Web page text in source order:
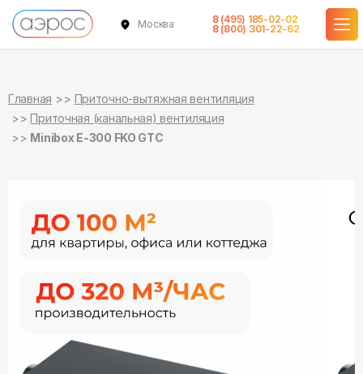
Москва
8 (495) 185-02-02
8 (800) 301-22-62
Главная
Приточно-вытяжная вентиляция
Приточная (канальная) вентиляция
Minibox E-300 FKO GTC
в наличии
в наличии